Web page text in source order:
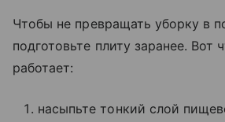
Чтобы не превращать уборку в
подготовьте плиту заранее. Вот
работает:
насыпьте тонкий слой